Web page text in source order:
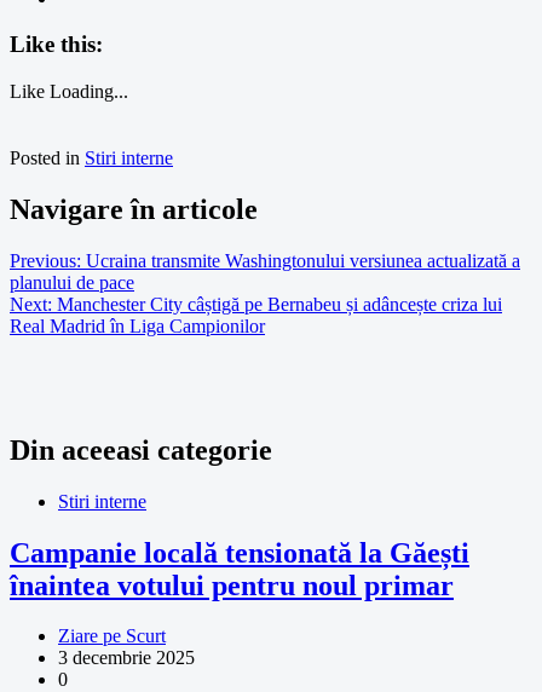
Like this:
Like Loading...
Posted in Stiri interne
Navigare în articole
Previous: Ucraina transmite Washingtonului versiunea actualizată a
planului de pace
Next: Manchester City câștigă pe Bernabeu și adâncește criza lui
Real Madrid în Liga Campionilor
Din aceeasi categorie
Stiri interne
Campanie locală tensionată la Găești
înaintea votului pentru noul primar
Ziare pe Scurt
3 decembrie 2025
0